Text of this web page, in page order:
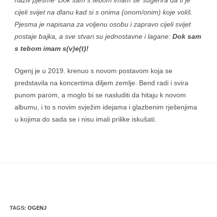
cijeli svijet na dlanu kad si s onima (onom/onim) koje voliš.
Pjesma je napisana za voljenu osobu i zapravo cijeli svijet
postaje bajka, a sve stvari su jednostavne i lagane: Dok sam
s tebom imam s(v)e(t)!
Ogenj je u 2019. krenuo s novom postavom koja se
predstavila na koncertima diljem zemlje. Bend radi i svira
punom parom, a moglo bi se nasluditi da hitaju k novom
albumu, i to s novim svježim idejama i glazbenim rješenjima
u kojima do sada se i nisu imali prilike iskušati.
TAGS: OGENJ